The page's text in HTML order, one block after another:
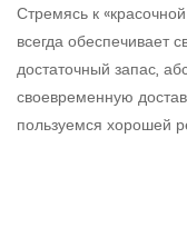
Стремясь к
всегда обеспечивает
достаточный запас,
своевременную
пользуемся хорошей